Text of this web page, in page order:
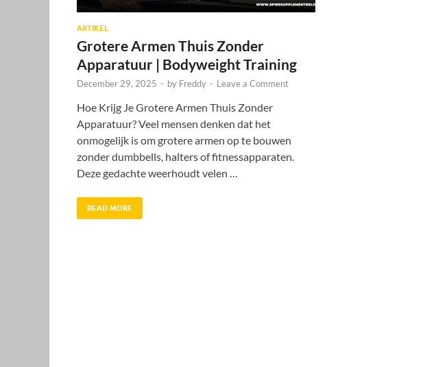
ARTIKEL
Grotere Armen Thuis Zonder
Apparatuur | Bodyweight Training
December 29, 2025 - by Freddy - Leave a Comment
Hoe Krijg Je Grotere Armen Thuis Zonder
Apparatuur? Veel mensen denken dat het
onmogelijk is om grotere armen op te bouwen
zonder dumbbells, halters of fitnessapparaten.
Deze gedachte weerhoudt velen …
READ MORE